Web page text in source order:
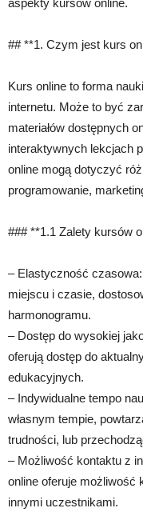
aspekty kursów online.
## **1. Czym jest kurs
Kurs online to forma
internetu. Może to być
materiałów dostępnych
interaktywnych lekcjach
online mogą dotyczyć
programowanie,
### **1.1 Zalety kursów
– Elastyczność
miejscu i czasie,
harmonogramu.
– Dostęp do wysokiej
oferują dostęp do
edukacyjnych.
– Indywidualne tempo
własnym tempie,
trudności, lub
– Możliwość kontaktu z
online oferuje możliwość
innymi uczestnikami.